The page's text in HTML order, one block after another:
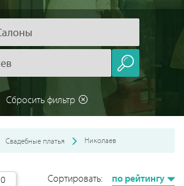
Сбросить фильтр
Свадебные платья Николаев
0 Сортировать: по рейтингу